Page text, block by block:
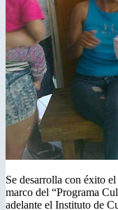
Se desarrolla con éxito
marco del “Programa
adelante el Instituto de